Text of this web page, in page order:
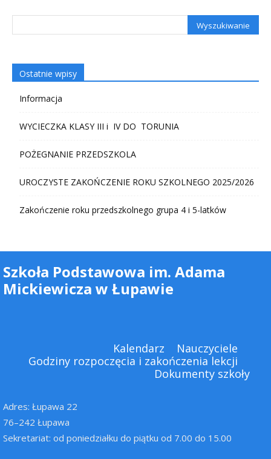
Ostatnie wpisy
Informacja
WYCIECZKA KLASY III i IV DO TORUNIA
POŻEGNANIE PRZEDSZKOLA
UROCZYSTE ZAKOŃCZENIE ROKU SZKOLNEGO 2025/2026
Zakończenie roku przedszkolnego grupa 4 i 5-latków
Szkoła Podstawowa im. Adama
Mickiewicza w Łupawie
Kalendarz
Nauczyciele
Godziny rozpoczęcia i zakończenia lekcji
Dokumenty szkoły
Adres: Łupawa 22
76–242 Łupawa
Sekretariat: od poniedziałku do piątku od 7.00 do 15.00